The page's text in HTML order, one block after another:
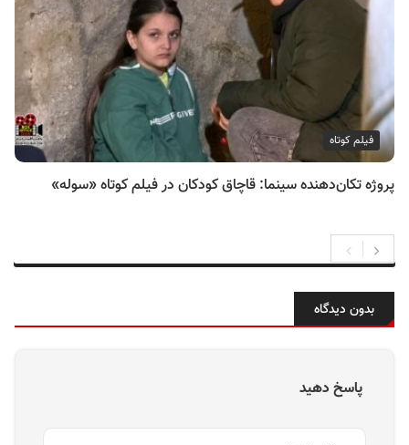
فیلم کوتاه
پروژه تکان‌دهنده سینما: قاچاق کودکان در فیلم کوتاه «سوله»
بدون دیدگاه
پاسخ دهید